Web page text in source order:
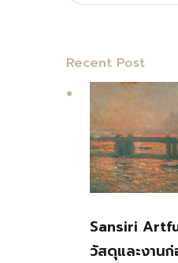
Recent Post
Sansiri
วัสดุและงาน